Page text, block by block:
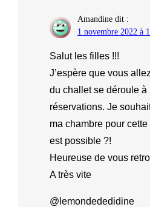
Amandine dit :
1 novembre 2022 à
Salut les filles !!!
J’espère que vous
du challet se déroule
réservations. Je
ma chambre pour
est possible ?!
Heureuse de vous
A très vite
@lemondededidine